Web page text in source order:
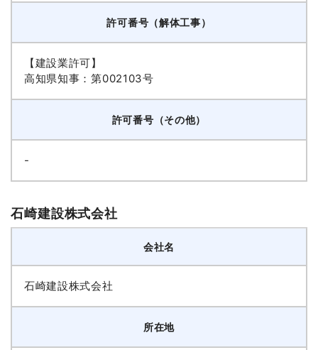
許可番号（解体工事）
【建設業許可】
高知県知事：第002103号
許可番号（その他）
-
石崎建設株式会社
会社名
石崎建設株式会社
所在地